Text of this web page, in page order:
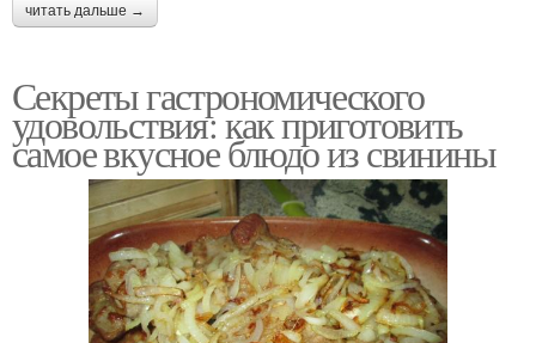
читать дальше →
Секреты гастрономического
удовольствия: как приготовить
самое вкусное блюдо из свинины